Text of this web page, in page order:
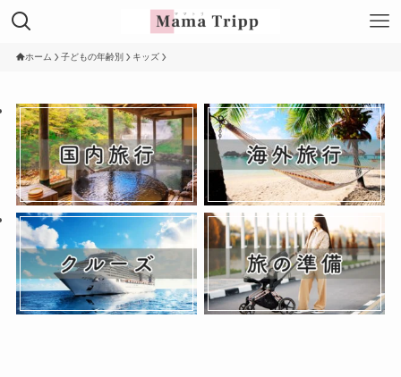
ホーム 子どもの年齢別 キッズ